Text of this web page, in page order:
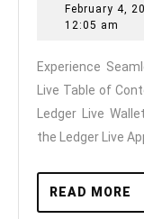
February 4,
12:05 am
Experience
Live Table of
Ledger Live
the Ledger Live
READ MORE